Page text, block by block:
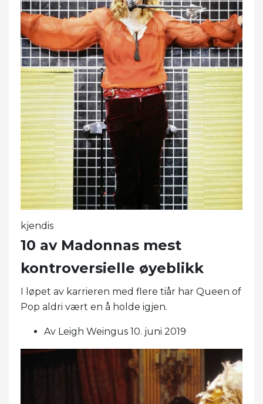
kjendis
10 av Madonnas mest
kontroversielle øyeblikk
I løpet av karrieren med flere tiår har Queen of
Pop aldri vært en å holde igjen.
Av Leigh Weingus 10. juni 2019